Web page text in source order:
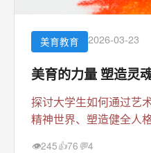
美育教育 2026-03-23
美育的力量 塑造灵
探讨大学生如何通过艺
精神世界、塑造健全人
👁245👍76 💬4